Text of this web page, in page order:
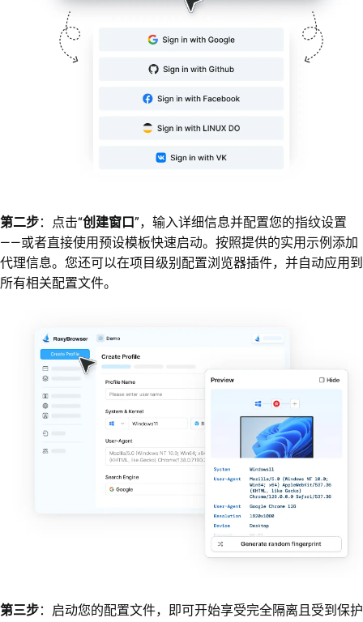
第二步：点击“创建窗口”，输入详细信息并配置您的指纹设置
——或者直接使用预设模板快速启动。按照提供的实用示例添加
代理信息。您还可以在项目级别配置浏览器插件，并自动应用到
所有相关配置文件。
第三步：启动您的配置文件，即可开始享受完全隔离且受到保护